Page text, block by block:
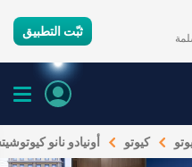
ثبّت التطبيق
كيوتو أونيادو نانو